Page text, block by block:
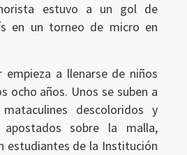
estuvo a un gol de
en un torneo de micro en
empieza a llenarse de niños
ocho años. Unos se suben a
descoloridos y
apostados sobre la malla,
estudiantes de la Institución